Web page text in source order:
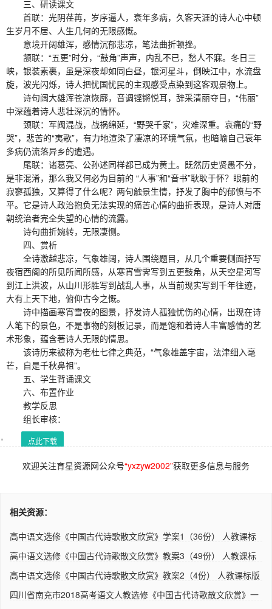
三、研读课文
首联：光阴荏苒，岁序逼人，衰年多病，久客天涯的诗人心中顿
生岁月不居、人生几何的无限感慨。
意境开阔雄浑，感情沉郁悲凉，笔法曲折顿挫。
颔联：“五更”时分，“鼓角”声声，内乱不已，愁人不寐。冬日三
峡，银装素裹，虽是深夜却如同白昼，银河星斗，倒映江中，水流盘
旋，波光闪烁，诗人把忧国忧民的主观感受点染到这客观景物上。
诗句阔大雄浑苍凉恢廓，音调铿锵悦耳，辞采清丽夺目，“伟丽”
中深蕴着诗人悲壮深沉的情怀。
颈联：军阀混战，战祸绵延，“野哭千家”，灾难深重。哀痛的“野
哭”，悲苦的“夷歌”，有力地渲染了凄凉的环境气氛，也暗喻自己衰年
多病仍流落异乡的遭遇。
尾联：诸葛亮、公孙述同样都已成为黄土。既然历史贤愚不分，
是非混淆，那么我又何必为目前的 “人事”和“音书”耿耿于怀？眼前的
寂寥孤独，又算得了什么呢？两句触景生情，抒发了胸中的郁愤与不
平。它是诗人政治抱负无法实现的痛苦心情的曲折表现，是诗人对唐
朝统治者完全失望的心情的流露。
诗句曲折婉转，无限凄恻。
四、赏析
全诗激越悲凉，气象雄阔，诗人围绕题目，从几个重要侧面抒写
夜宿西阁的所见所闻所感，从寒宵雪霁写到五更鼓角，从天空星河写
到江上洪波，从山川形胜写到战乱人事，从当前现实写到千年往迹，
大有上天下地，俯仰古今之慨。
诗中描画寒宵雪夜的图景，抒发诗人孤独忧伤的心情，出现在诗
人笔下的景色，不是事物的刻板记录，而是饱和着诗人丰富感情的艺
术形象，蕴含著诗人无限的情思。
该诗历来被称为老杜七律之典范，“气象雄盖宇宙，法津细入毫
芒，自是千秋鼻祖”。
五、学生背诵课文
六、布置作业
教学反思
组长审核：
点此下载
欢迎关注育星资源网公众号“yxzyw2002”获取更多信息与服务
相关资源：
高中语文选修《中国古代诗歌散文欣赏》学案1（36份） 人教课标
高中语文选修《中国古代诗歌散文欣赏》教案3（49份） 人教课标
高中语文选修《中国古代诗歌散文欣赏》教案2（4份） 人教课标版
四川省南充市2018高考语文人教选修《中国古代诗歌散文欣赏》一